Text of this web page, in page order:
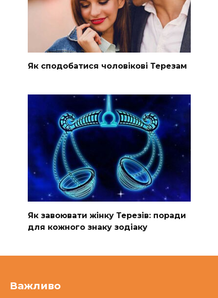
Як сподобатися чоловікові Терезам
Як завоювати жінку Терезів: поради
для кожного знаку зодіаку
Важливо